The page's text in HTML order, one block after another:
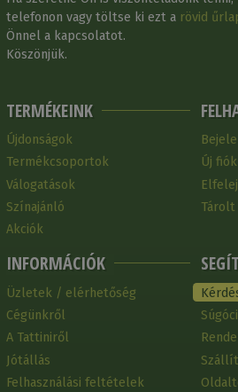
telefonon vagy töltse ki ezt a rövid
Önnel a kapcsolatot.
Köszönjük.
TERMÉKEINK
Újdonságok
Termékcsoportok
Válogatások
Színajánló
Akciók
INFORMÁCIÓK
Üzletek / elérhetőség
Cégünkről
A Tattiniről
Jótállás
Felhasználási feltételek
Új
Tárolt